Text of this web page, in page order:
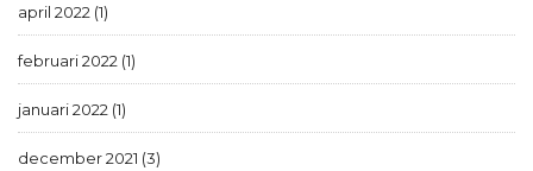
april 2022 (1)
februari 2022 (1)
januari 2022 (1)
december 2021 (3)